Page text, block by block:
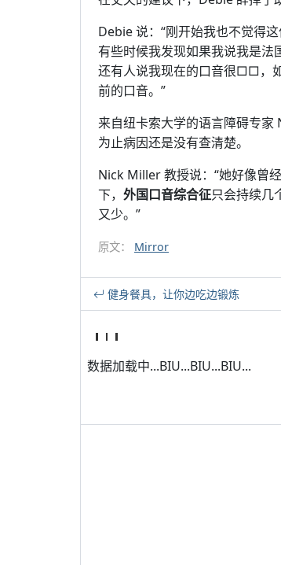
Debie 说：“刚开始我也不觉得
有些时候我发现如果我说我是法
还有人说我现在的口音很□□，
前的口音。”
来自纽卡索大学的语言障碍专
为止病因还是没有查清楚。
Nick Miller 教授说：“她好像曾
下， 外国口音综合征只会持续几
又少。”
原文： Mirror
健身餐具，让你边吃边锻炼
数据加载中...BIU...BIU...BIU...